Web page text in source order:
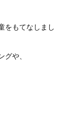
をもてなしまし
や、